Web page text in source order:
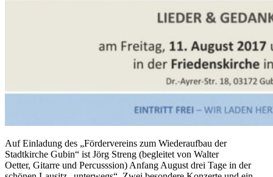
Auf Einladung des „Fördervereins zum Wiederaufbau der
Stadtkirche Gubin“ ist Jörg Streng (begleitet von Walter
Oetter, Gitarre und Percusssion) Anfang August drei Tage in der